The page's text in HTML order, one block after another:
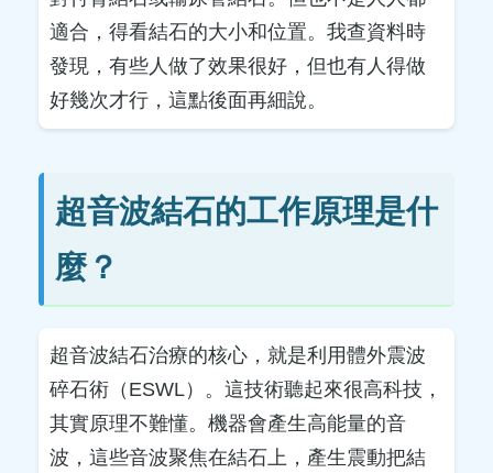
適合，得看結石的大小和位置。我查資料時
發現，有些人做了效果很好，但也有人得做
好幾次才行，這點後面再細說。
超音波結石的工作原理是什
麼？
超音波結石治療的核心，就是利用體外震波
碎石術（ESWL）。這技術聽起來很高科技，
其實原理不難懂。機器會產生高能量的音
波，這些音波聚焦在結石上，產生震動把結